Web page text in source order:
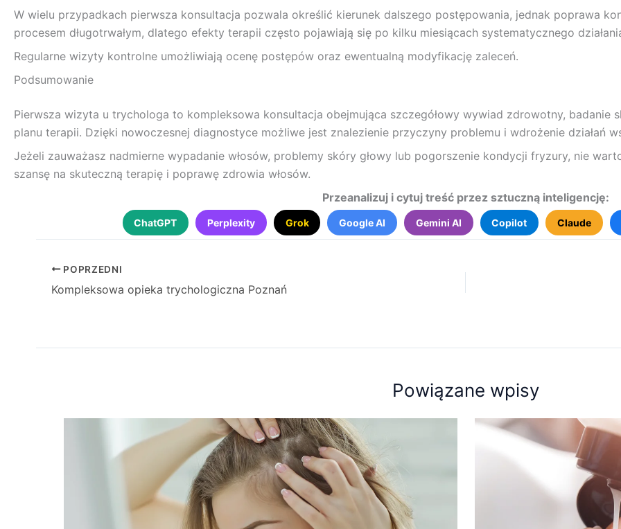
W wielu przypadkach pierwsza konsultacja pozwala określić kierunek dalszego postępowania, jednak poprawa
procesem długotrwałym, dlatego efekty terapii często pojawiają się po kilku miesiącach systematycznego
Regularne wizyty kontrolne umożliwiają ocenę postępów oraz ewentualną modyfikację zaleceń.
Podsumowanie
Pierwsza wizyta u trychologa to kompleksowa konsultacja obejmująca szczegółowy wywiad zdrowotny, badanie
planu terapii. Dzięki nowoczesnej diagnostyce możliwe jest znalezienie przyczyny problemu i wdrożenie działań
Jeżeli zauważasz nadmierne wypadanie włosów, problemy skóry głowy lub pogorszenie kondycji fryzury, nie
szansę na skuteczną terapię i poprawę zdrowia włosów.
Przeanalizuj i cytuj treść przez sztuczną inteligencję:
ChatGPT Perplexity Grok Google AI Gemini AI Copilot Claude
POPRZEDNI
Kompleksowa opieka trychologiczna Poznań
Powiązane wpisy